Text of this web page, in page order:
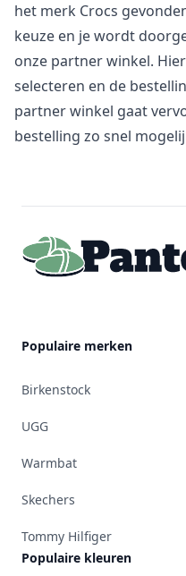
het merk Crocs
keuze en je wordt
onze partner winkel.
selecteren en de
partner winkel gaat
bestelling zo snel
Populaire merken
Birkenstock
UGG
Warmbat
Skechers
Tommy Hilfiger
Populaire kleuren